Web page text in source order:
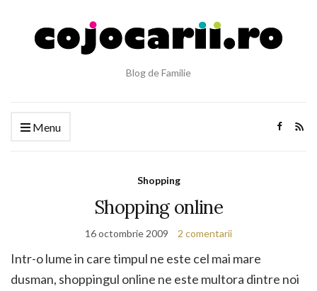
Blog de Familie
Menu
Shopping
Shopping online
16 octombrie 2009 2 comentarii
Intr-o lume in care timpul ne este cel mai mare
dusman, shoppingul online ne este multora dintre noi